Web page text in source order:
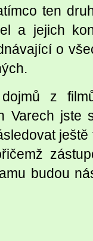
ten
a jejich
o
z
Varech
budou